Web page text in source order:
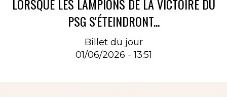
LORSQUE LES LAMPIONS DE LA VICTOIRE DU
PSG S'ÉTEINDRONT...
Billet du jour
01/06/2026 - 13:51